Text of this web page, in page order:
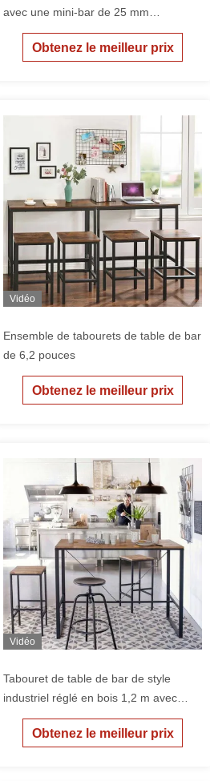
avec une mini-bar de 25 mm
d'épaisseur
Obtenez le meilleur prix
Vidéo
Ensemble de tabourets de table de bar
de 6,2 pouces
Obtenez le meilleur prix
Vidéo
Tabouret de table de bar de style
industriel réglé en bois 1,2 m avec
bordure en PVC
Obtenez le meilleur prix